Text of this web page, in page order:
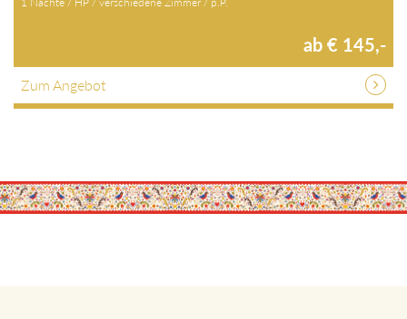
ab € 145,-
Zum Angebot